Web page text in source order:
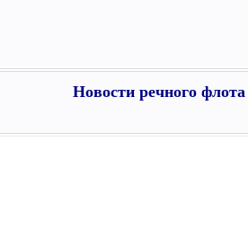
Новости речного